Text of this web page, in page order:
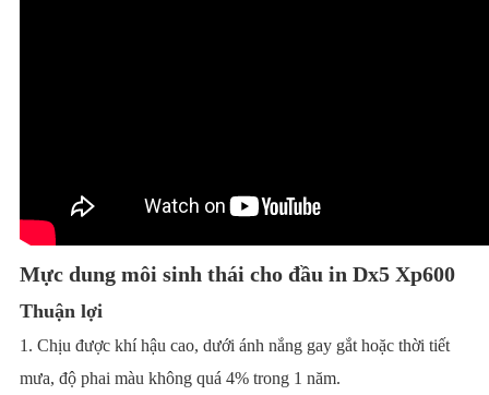
Mực dung môi sinh thái cho đầu in Dx5 Xp600
Thuận lợi
1. Chịu được khí hậu cao, dưới ánh nắng gay gắt hoặc thời tiết
mưa, độ phai màu không quá 4% trong 1 năm.